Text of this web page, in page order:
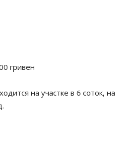
гривен
на участке в 6 соток, на